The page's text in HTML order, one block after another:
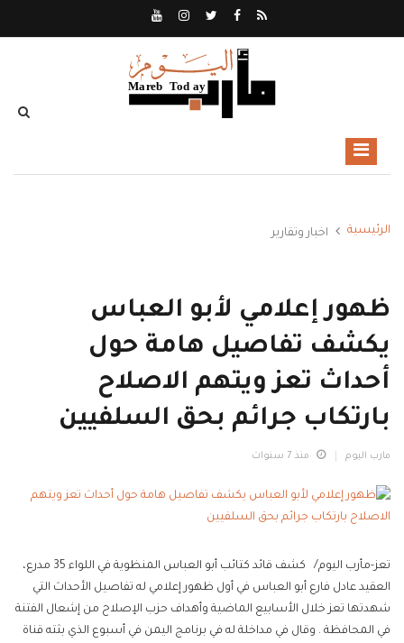
الرئيسية اخبار وتقارير
ظهور إعلامي لأبو العباس
يكشف تفاصيل هامة حول
أحداث تعز ويتهم الاصلاح
بارتكاب جرائم بحق السلفيين
مارب اليوم منذ 7 سنوات
تعز-مأرب اليوم/ كشف قائد كتائب أبو العباس المنظوية في اللواء 35 مدرع،
العقيد عادل فارع أبو العباس في أول ظهور إعلامي له تفاصيل الأحداث التي
شهدتها تعز خلال الأسابيع الماضية وأهداف حزب الإصلاح من إشعال الفتنة
في المحافظة . وقال في مداخلة له في برنامج اليمن في أسبوع الذي بثته قناة